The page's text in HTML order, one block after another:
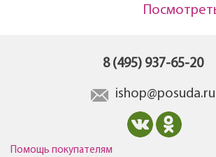
8 (495) 937-65-20
ishop@posuda.ru
Помощь покупателям